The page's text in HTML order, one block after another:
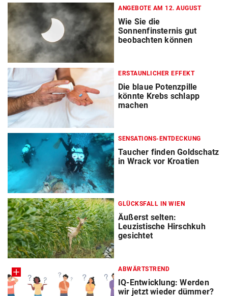
ANGEBOTE AM 12. AUGUST
Wie Sie die
Sonnenfinsternis gut
beobachten können
ERSTAUNLICHER EFFEKT
Die blaue Potenzpille
könnte Krebs schlapp
machen
SENSATIONS-ENTDECKUNG
Taucher finden Goldschatz
in Wrack vor Kroatien
GLÜCKSFALL IN WIEN
Äußerst selten:
Leuzistische Hirschkuh
gesichtet
ABWÄRTSTREND
IQ-Entwicklung: Werden
wir jetzt wieder dümmer?